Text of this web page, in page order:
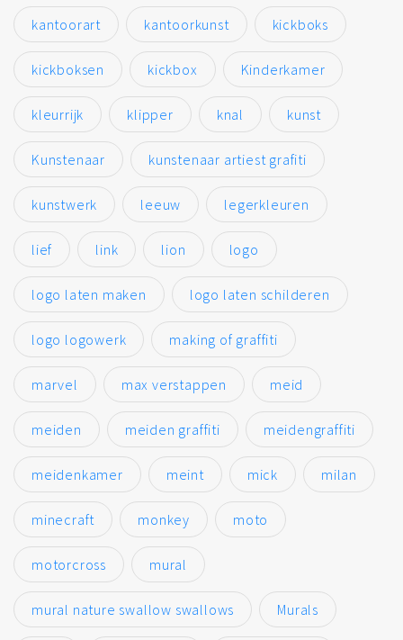
kantoorart kantoorkunst kickboks
kickboksen kickbox Kinderkamer
kleurrijk klipper knal kunst
Kunstenaar kunstenaar artiest grafiti
kunstwerk leeuw legerkleuren
lief link lion logo
logo laten maken logo laten schilderen
logo logowerk making of graffiti
marvel max verstappen meid
meiden meiden graffiti meidengraffiti
meidenkamer meint mick milan
minecraft monkey moto
motorcross mural
mural nature swallow swallows Murals